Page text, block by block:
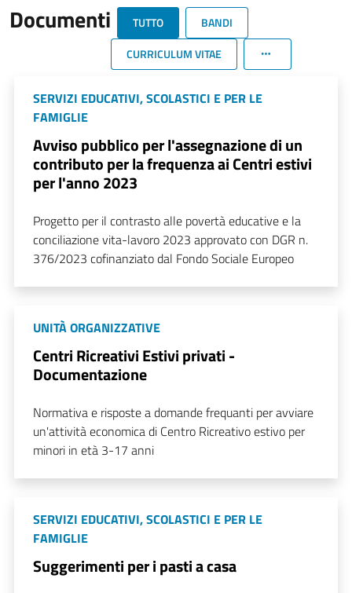
Documenti TUTTO
BANDI
CURRICULUM VITAE
SERVIZI EDUCATIVI, SCOLASTICI E PER LE
FAMIGLIE
Avviso pubblico per l'assegnazione di un
contributo per la frequenza ai Centri estivi
per l'anno 2023
Progetto per il contrasto alle povertà educative e la
conciliazione vita-lavoro 2023 approvato con DGR n.
376/2023 cofinanziato dal Fondo Sociale Europeo
UNITÀ ORGANIZZATIVE
Centri Ricreativi Estivi privati -
Documentazione
Normativa e risposte a domande frequanti per avviare
un'attività economica di Centro Ricreativo estivo per
minori in età 3-17 anni
SERVIZI EDUCATIVI, SCOLASTICI E PER LE
FAMIGLIE
Suggerimenti per i pasti a casa